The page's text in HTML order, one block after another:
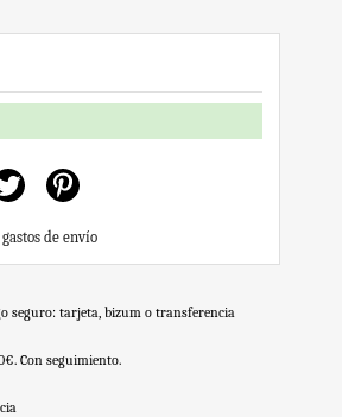
de envío
seguro: tarjeta, bizum o transferencia
Con seguimiento.